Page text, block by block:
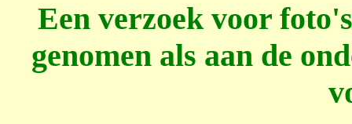
Een verzoek voor
genomen als aan de